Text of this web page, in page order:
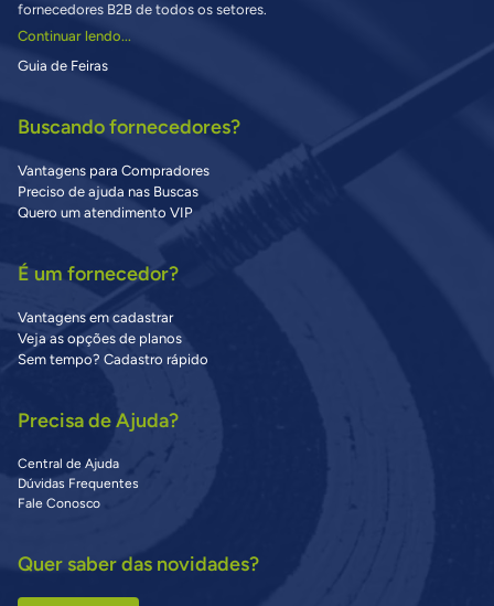
fornecedores B2B de todos os setores.
Continuar lendo...
Guia de Feiras
Buscando fornecedores?
Vantagens para Compradores
Preciso de ajuda nas Buscas
Quero um atendimento VIP
É um fornecedor?
Vantagens em cadastrar
Veja as opções de planos
Sem tempo? Cadastro rápido
Precisa de Ajuda?
Central de Ajuda
Dúvidas Frequentes
Fale Conosco
Quer saber das novidades?